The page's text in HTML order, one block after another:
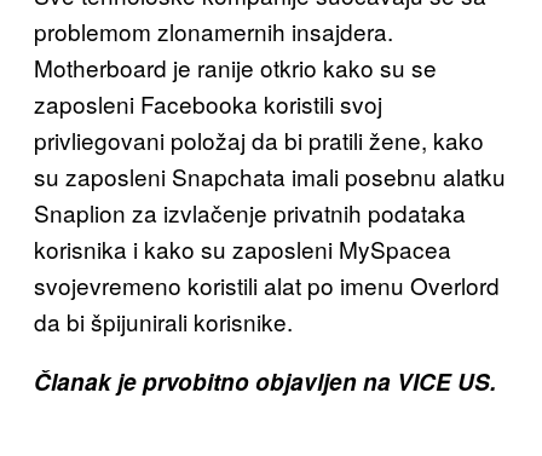
problemom zlonamernih insajdera.
Motherboard je ranije otkrio kako su se
zaposleni Facebooka koristili svoj
privliegovani položaj da bi pratili žene, kako
su zaposleni Snapchata imali posebnu alatku
Snaplion za izvlačenje privatnih podataka
korisnika i kako su zaposleni MySpacea
svojevremeno koristili alat po imenu Overlord
da bi špijunirali korisnike.
Članak je prvobitno objavljen na VICE US.